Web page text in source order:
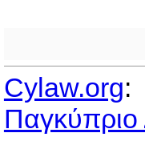
Cylaw.org:
Παγκύπριο